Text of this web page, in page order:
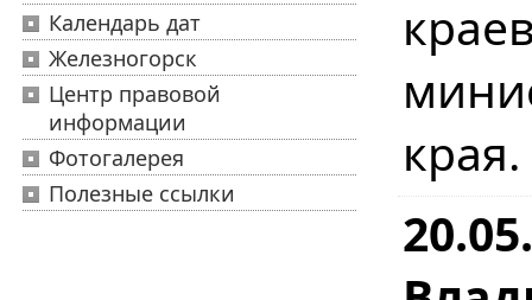
Календарь дат
Железногорск
Центр правовой
информации
Фотогалерея
Полезные ссылки
края.